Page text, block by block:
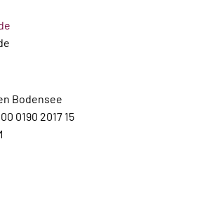
Bodensee
0190 2017 15